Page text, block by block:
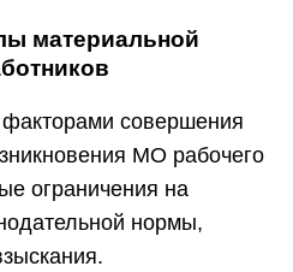
материальной
совершения
МО рабочего
ограничения на
нормы,